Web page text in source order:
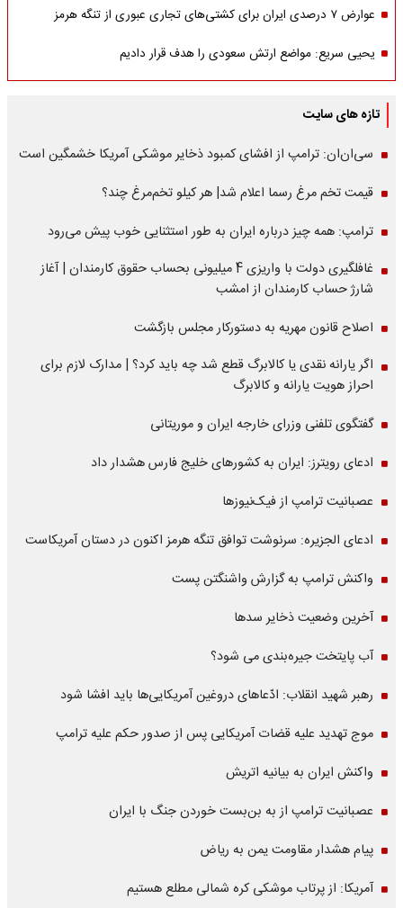
عوارض ۷ درصدی ایران برای کشتی‌های تجاری عبوری از تنگه هرمز
یحیی سریع: مواضع ارتش سعودی را هدف قرار دادیم
تازه های سایت
سی‌ان‌ان: ترامپ از افشای کمبود ذخایر موشکی آمریکا خشمگین است
قیمت تخم مرغ رسما اعلام شد| هر کیلو تخم‌مرغ چند؟
ترامپ: همه چیز درباره ایران به طور استثنایی خوب پیش می‌رود
غافلگیری دولت با واریزی 4 میلیونی بحساب حقوق کارمندان | آغاز
شارژ حساب کارمندان از امشب
اصلاح قانون مهریه به دستورکار مجلس بازگشت
اگر یارانه نقدی یا کالابرگ قطع شد چه باید کرد؟ | مدارک لازم برای
احراز هویت یارانه و کالابرگ
گفتگوی تلفنی وزرای خارجه ایران و موریتانی
ادعای رویترز: ایران به کشورهای خلیج فارس هشدار داد
عصبانیت ترامپ از فیک‌نیوزها
ادعای الجزیره: سرنوشت توافق تنگه هرمز اکنون در دستان آمریکاست
واکنش ترامپ به گزارش واشنگتن پست
آخرین وضعیت ذخایر سدها
آب پایتخت جیره‌بندی می شود؟
رهبر شهید انقلاب: ادّعاهای دروغین آمریکایی‌ها باید افشا شود
موج تهدید علیه قضات آمریکایی پس از صدور حکم علیه ترامپ
واکنش ایران به بیانیه اتریش
عصبانیت ترامپ از به بن‌بست خوردن جنگ با ایران
پیام هشدار مقاومت یمن به ریاض
آمریکا: از پرتاب موشکی کره شمالی مطلع هستیم